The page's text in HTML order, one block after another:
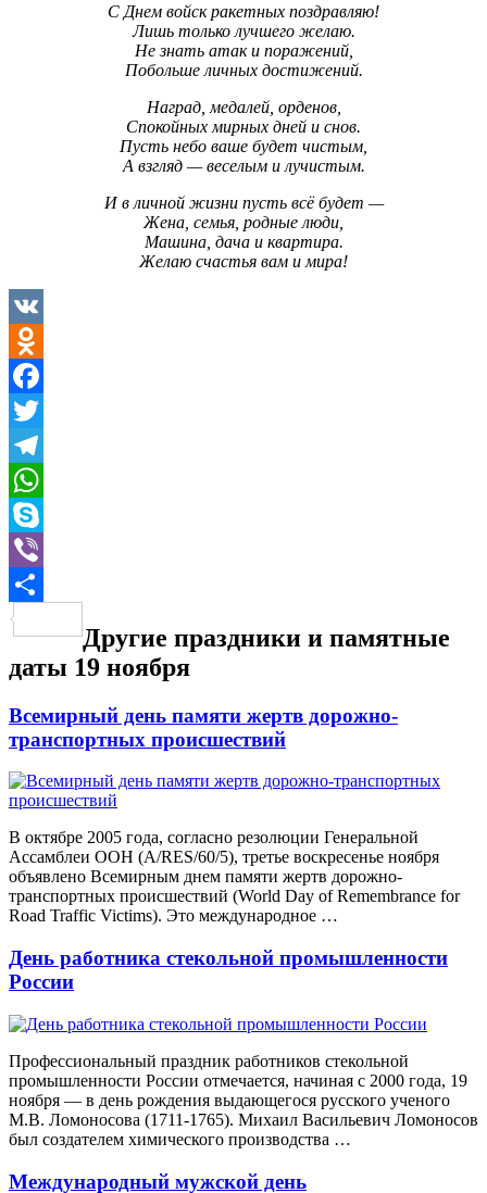
С Днем войск ракетных поздравляю!
Лишь только лучшего желаю.
Не знать атак и поражений,
Побольше личных достижений.
Наград, медалей, орденов,
Спокойных мирных дней и снов.
Пусть небо ваше будет чистым,
А взгляд — веселым и лучистым.
И в личной жизни пусть всё будет —
Жена, семья, родные люди,
Машина, дача и квартира.
Желаю счастья вам и мира!
VK
Odnoklassniki
Facebook
Twitter
Telegram
WhatsApp
Skype
Viber
Другие праздники и памятные
даты 19 ноября
Всемирный день памяти жертв дорожно-
транспортных происшествий
В октябре 2005 года, согласно резолюции Генеральной
Ассамблеи ООН (A/RES/60/5), третье воскресенье ноября
объявлено Всемирным днем памяти жертв дорожно-
транспортных происшествий (World Day of Remembrance for
Road Traffic Victims). Это международное …
День работника стекольной промышленности
России
Профессиональный праздник работников стекольной
промышленности России отмечается, начиная с 2000 года, 19
ноября — в день рождения выдающегося русского ученого
М.В. Ломоносова (1711-1765). Михаил Васильевич Ломоносов
был создателем химического производства …
Международный мужской день